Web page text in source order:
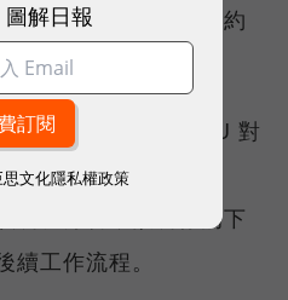
經瀏覽過的文件、合約
）：
透過地端 NPU 對
使用者只要按下快捷
測、分析，預測你的下
續工作流程。
解日報
思文化隱私權政策